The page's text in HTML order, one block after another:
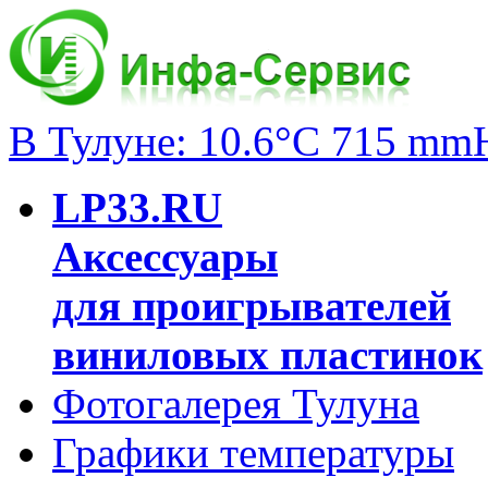
В Тулуне: 10.6°C 715
LP33.RU
Аксессуары
для проигрывателей
виниловых пластинок
Фотогалерея Тулуна
Графики температуры